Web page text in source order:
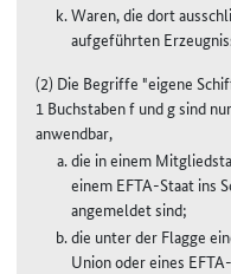
Waren, die dort
aufgeführten
(2) Die Begriffe "eigene
1 Buchstaben f und g sind
anwendbar,
die in einem
einem EFTA-Staat ins
angemeldet sind;
die unter der Flagge
Union oder eines